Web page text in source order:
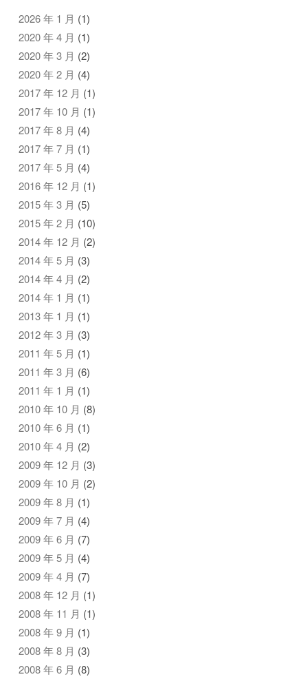
2026 年 1 月 (1)
2020 年 4 月 (1)
2020 年 3 月 (2)
2020 年 2 月 (4)
2017 年 12 月 (1)
2017 年 10 月 (1)
2017 年 8 月 (4)
2017 年 7 月 (1)
2017 年 5 月 (4)
2016 年 12 月 (1)
2015 年 3 月 (5)
2015 年 2 月 (10)
2014 年 12 月 (2)
2014 年 5 月 (3)
2014 年 4 月 (2)
2014 年 1 月 (1)
2013 年 1 月 (1)
2012 年 3 月 (3)
2011 年 5 月 (1)
2011 年 3 月 (6)
2011 年 1 月 (1)
2010 年 10 月 (8)
2010 年 6 月 (1)
2010 年 4 月 (2)
2009 年 12 月 (3)
2009 年 10 月 (2)
2009 年 8 月 (1)
2009 年 7 月 (4)
2009 年 6 月 (7)
2009 年 5 月 (4)
2009 年 4 月 (7)
2008 年 12 月 (1)
2008 年 11 月 (1)
2008 年 9 月 (1)
2008 年 8 月 (3)
2008 年 6 月 (8)